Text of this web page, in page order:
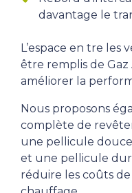
davantage le
L’espace en tre
être remplis de
améliorer la
Nous proposons
complète de
une pellicule douce
et une pellicule
réduire les coûts